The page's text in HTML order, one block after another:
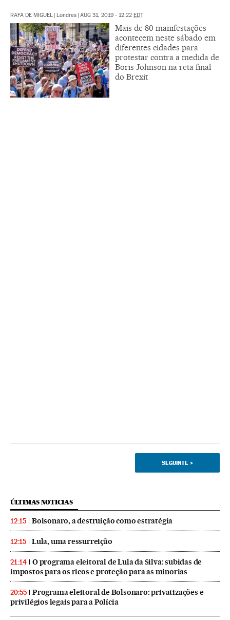
RAFA DE MIGUEL Londres AUG 31, 2019 - 12:22 EDT
Mais de 80 manifestações
acontecem neste sábado em
diferentes cidades para
protestar contra a medida de
Boris Johnson na reta final
do Brexit
SEGUINTE >
ÚLTIMAS NOTICIAS
12:15 Bolsonaro, a destruição como estratégia
12:15 Lula, uma ressurreição
21:14
O programa eleitoral de Lula da Silva: subidas de
impostos para os ricos e proteção para as minorias
20:55
Programa eleitoral de Bolsonaro: privatizações e
privilégios legais para a Polícia